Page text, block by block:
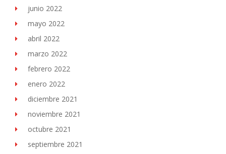
junio 2022
mayo 2022
abril 2022
marzo 2022
febrero 2022
enero 2022
diciembre 2021
noviembre 2021
octubre 2021
septiembre 2021